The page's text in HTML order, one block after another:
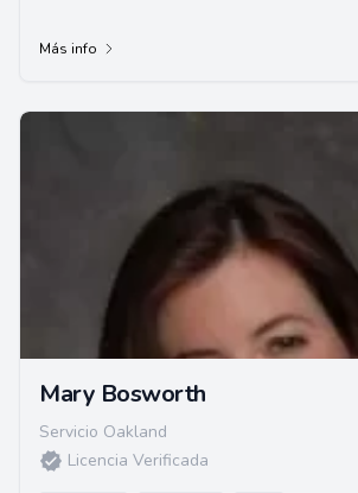
Más info
Mary Bosworth
Servicio Oakland
Licencia Verificada